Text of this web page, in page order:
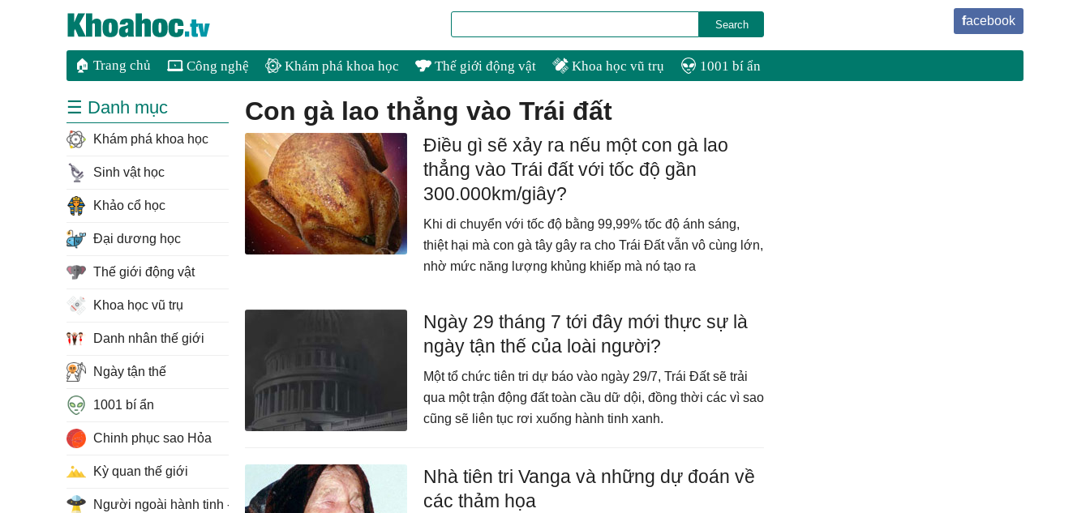
facebook
🏠 Trang chủ Công nghệ Khám phá khoa học Thế giới động vật Khoa học vũ trụ 1001 bí ẩn
con gà lao thẳng vào Trái đất
Điều gì sẽ xảy ra nếu một con gà lao
thẳng vào Trái đất với tốc độ gần
300.000km/giây?
Khi di chuyển với tốc độ bằng 99,99% tốc độ ánh sáng,
thiệt hại mà con gà tây gây ra cho Trái Đất vẫn vô cùng lớn,
nhờ mức năng lượng khủng khiếp mà nó tạo ra
Ngày 29 tháng 7 tới đây mới thực sự là
ngày tận thế của loài người?
Một tổ chức tiên tri dự báo vào ngày 29/7, Trái Đất sẽ trải
qua một trận động đất toàn cầu dữ dội, đồng thời các vì sao
cũng sẽ liên tục rơi xuống hành tinh xanh.
Nhà tiên tri Vanga và những dự đoán về
các thảm họa
☰ Danh mục
Khám phá khoa học
Sinh vật học
Khảo cổ học
Đại dương học
Thế giới động vật
Khoa học vũ trụ
Danh nhân thế giới
Ngày tận thế
1001 bí ẩn
Chinh phục sao Hỏa
Kỳ quan thế giới
Người ngoài hành tinh - UFO